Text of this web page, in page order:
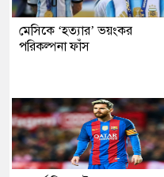
মেসিকে ‘হত্যার’ ভয়ংকর
পরিকল্পনা ফাঁস